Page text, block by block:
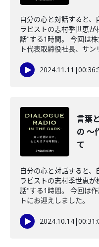
自分の心と対話すると
ラピストの志村季世恵
話"する1時間。 今回は
ト代表取締役社長、サ
2024.11.11 |
言葉
の ～
て
自分の心と対話すると
ラピストの志村季世恵
話"する1時間。 今回は
トにお迎えしました。
2024.10.14|